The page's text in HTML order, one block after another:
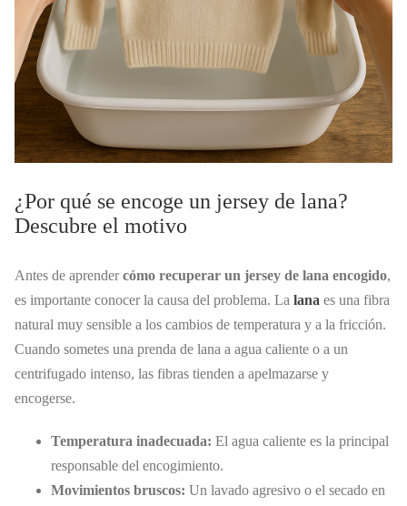
¿Por qué se encoge un jersey de lana?
Descubre el motivo
Antes de aprendercómo recuperar un jersey de lana encogido,
es importante conocer la causa del problema. La lana es una fibra
natural muy sensible a los cambios de temperatura y a la fricción.
Cuando sometes una prenda de lana a agua caliente o a un
centrifugado intenso, las fibras tienden a apelmazarse y
encogerse.
Temperatura inadecuada: El agua caliente es la principal
responsable del encogimiento.
Movimientos bruscos: Un lavado agresivo o el secado en